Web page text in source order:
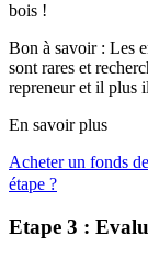
bois !
Bon à savoir : Les
sont rares et
repreneur et il plus
En savoir plus
Acheter un fonds
étape ?
Etape 3 :